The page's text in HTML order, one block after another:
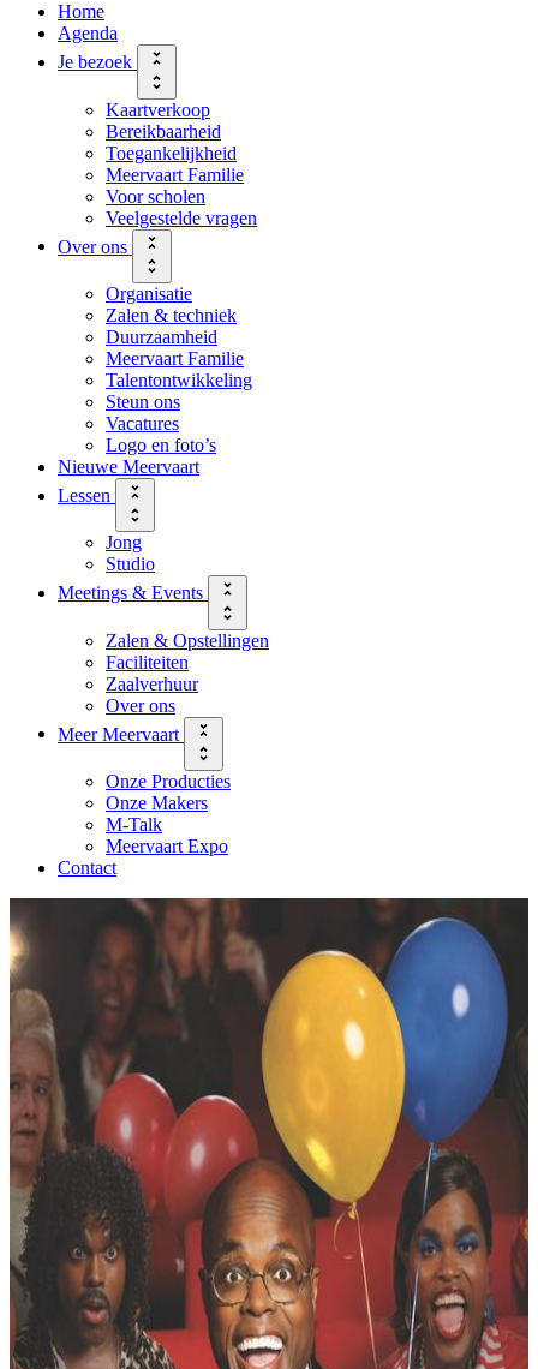
Home
Agenda
Je bezoek
Kaartverkoop
Bereikbaarheid
Toegankelijkheid
Meervaart Familie
Voor scholen
Veelgestelde vragen
Over ons
Organisatie
Zalen & techniek
Duurzaamheid
Meervaart Familie
Talentontwikkeling
Steun ons
Vacatures
Logo en foto’s
Nieuwe Meervaart
Lessen
Jong
Studio
Meetings & Events
Zalen & Opstellingen
Faciliteiten
Zaalverhuur
Over ons
Meer Meervaart
Onze Producties
Onze Makers
M-Talk
Meervaart Expo
Contact